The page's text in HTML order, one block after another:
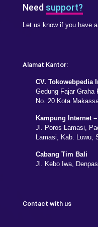
Need support?
Let us know if you have
Alamat Kantor:
CV. Tokowebpedia
Gedung Fajar Graha
No. 20 Kota
Kampung Internet
Jl. Poros Lamasi,
Lamasi, Kab. Luwu,
Cabang Tim Bali
Jl. Kebo Iwa,
Contact with us